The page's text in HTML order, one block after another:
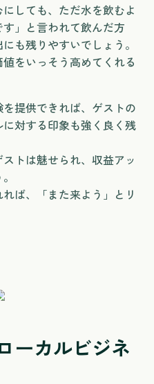
しても、ただ水を飲むよ
」と言われて飲んだ方
も残りやすいでしょう。
をいっそう高めてくれる
提供できれば、ゲストの
対する印象も強く良く残
トは魅せられ、収益アッ
ば、「また来よう」とリ
ーカルビジネ